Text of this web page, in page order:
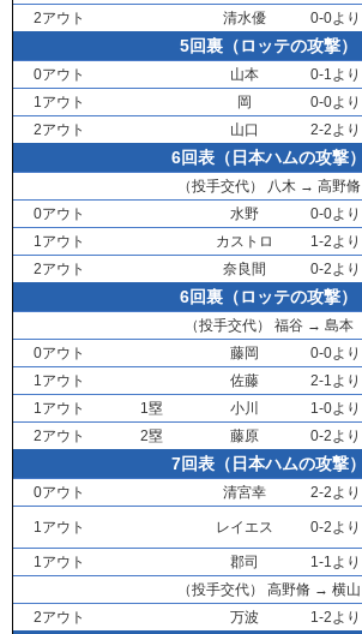
2アウト
清水優 0-0より
5回裏（ロッテの攻撃）
0アウト 山本 0-1より
1アウト
岡 0-0より
2アウト
山口 2-2より
6回表（日本ハムの攻撃）
（投手交代） 八木→ 高野脩
0アウト
水野 0-0より
1アウト
カストロ 1-2より
2アウト
奈良間 0-2より
6回裏（ロッテの攻撃）
（投手交代） 福谷→ 島本
0アウト
藤岡 0-0より
1アウト
佐藤 2-1より
1アウト
1塁 小川 1-0より
2アウト
2塁 藤原 0-2より
7回表（日本ハムの攻撃）
0アウト 清宮幸 2-2より
1アウト レイエス 0-2より
1アウト
郡司 1-1より
（投手交代） 高野脩→ 横山
2アウト
万波 1-2より